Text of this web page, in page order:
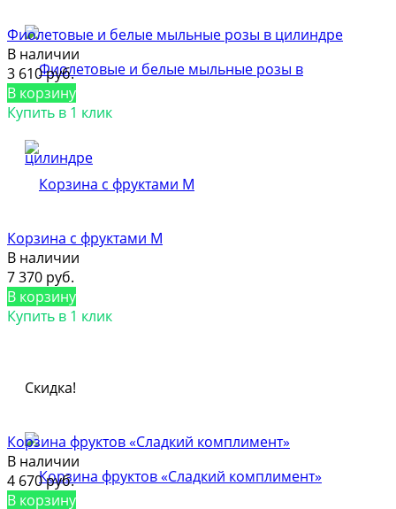
Фиолетовые и белые мыльные розы в цилиндре
В наличии
3 610 руб.
В корзину
Купить в 1 клик
Корзина с фруктами M
В наличии
7 370 руб.
В корзину
Купить в 1 клик
Скидка!
Корзина фруктов «Сладкий комплимент»
В наличии
4 670 руб.
В корзину